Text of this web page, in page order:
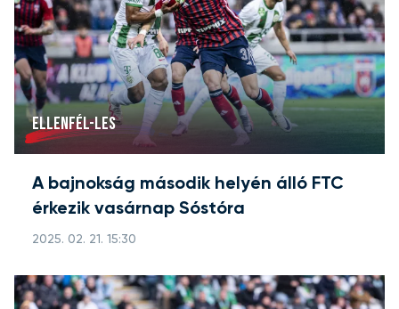
ELLENFÉL-LES
A bajnokság második helyén álló FTC
érkezik vasárnap Sóstóra
2025. 02. 21. 15:30